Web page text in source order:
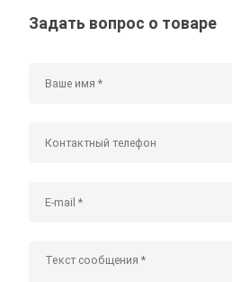
Задать вопрос о товаре